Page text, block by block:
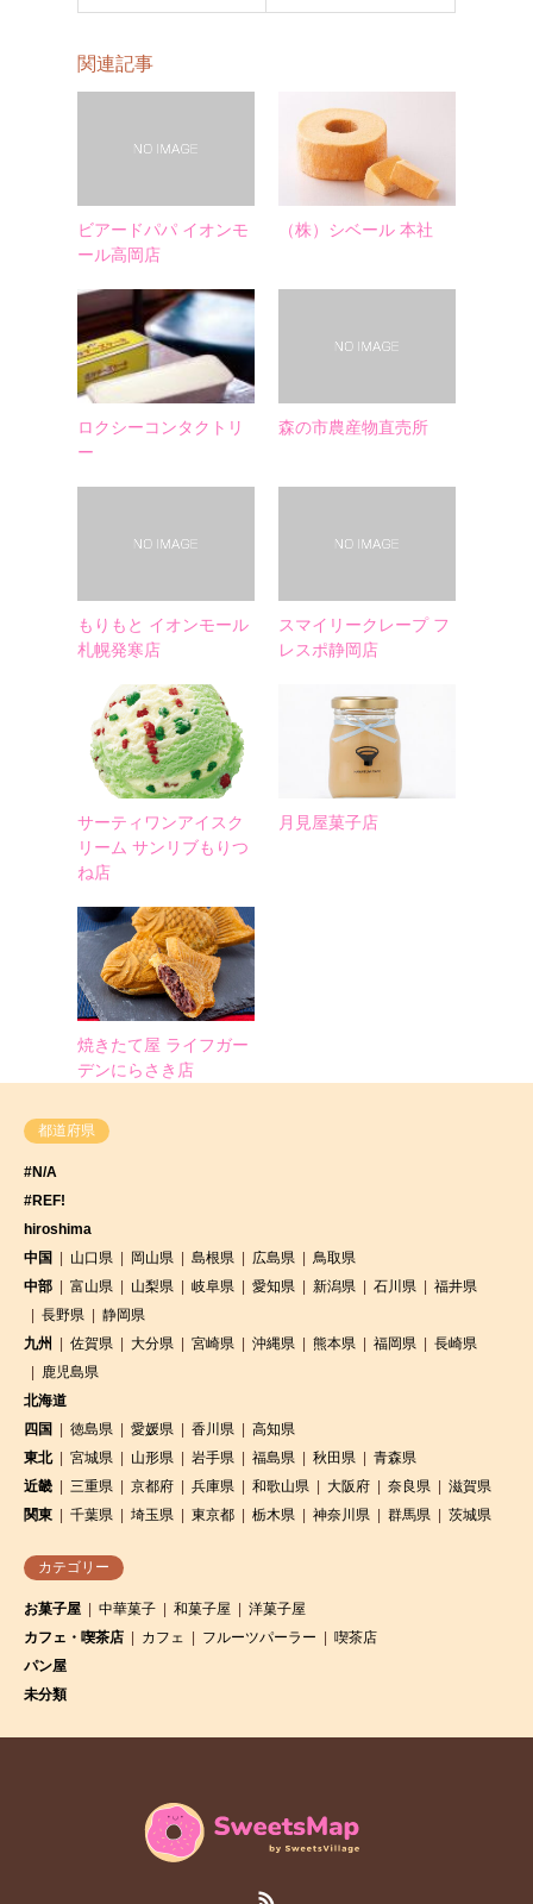
関連記事
ビアードパパ イオンモ
ール高岡店
（株）シベール 本社
ロクシーコンタクトリ
ー
森の市農産物直売所
もりもと イオンモール
札幌発寒店
スマイリークレープ フ
レスポ静岡店
サーティワンアイスク
リーム サンリブもりつ
ね店
月見屋菓子店
焼きたて屋 ライフガー
デンにらさき店
都道府県
#N/A
#REF!
hiroshima
中国
山口県 岡山県 島根県 広島県
鳥取県
中部
富山県 山梨県 岐阜県 愛知県 新潟県 石川県
福井県
長野県
静岡県
九州
佐賀県 大分県 宮崎県 沖縄県 熊本県 福岡県
長崎県
鹿児島県
北海道
四国
徳島県 愛媛県 香川県
高知県
東北
宮城県 山形県 岩手県 福島県 秋田県
青森県
近畿
三重県 京都府 兵庫県 和歌山県 大阪府 奈良県
滋賀県
関東
千葉県 埼玉県 東京都 栃木県 神奈川県 群馬県 茨城県
カテゴリー
お菓子屋 中華菓子 和菓子屋
洋菓子屋
カフェ・喫茶店
カフェ フルーツパーラー
喫茶店
パン屋
未分類